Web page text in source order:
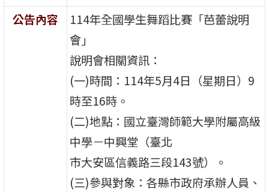
公告內容
114年全國學生舞蹈比賽「芭蕾說明
會」
說明會相關資訊：
(一)時間：114年5月4日（星期日）9
時至16時。
(二)地點：國立臺灣師範大學附屬高級
中學－中興堂（臺北
市大安區信義路三段143號）。
(三)參與對象：各縣市政府承辦人員、